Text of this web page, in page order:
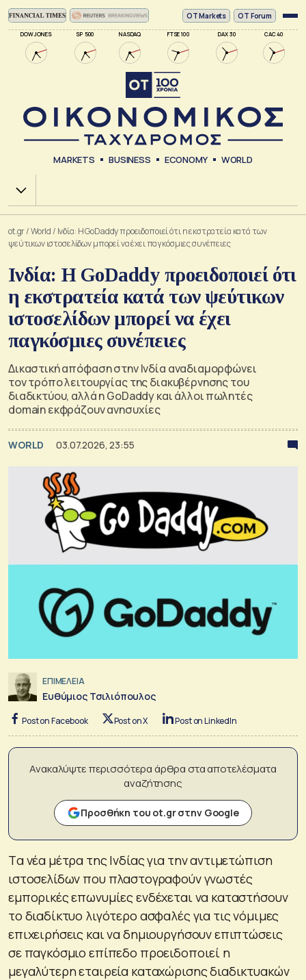
DOW JONES SP 500 NASDAQ FTSE 100 DAX 30 CAC 40
ΟΤ Markets OT Forum
MARKETS BUSINESS ECONOMY WORLD
Χ.Α.
ot.gr/World / Ινδία: Η GoDaddy προειδοποιεί ότι η εκστρατεία κατά των
ψεύτικων ιστοσελίδων μπορεί να έχει παγκόσμιες συνέπειες
Ινδία: Η GoDaddy προειδοποιεί ότι
η εκστρατεία κατά των ψεύτικων
ιστοσελίδων μπορεί να έχει
παγκόσμιες συνέπειες
Δικαστική απόφαση στην Ινδία αναδιαμορφώνει
τον τρόπο λειτουργίας της διακυβέρνησης του
διαδικτύου, αλλά η GoDaddy και άλλοι πωλητές
domain εκφράζουν ανησυχίες
WORLD 03.07.2026, 23:55
ΕΠΙΜΕΛΕΙΑ
Ευθύμιος Τσιλιόπουλος
Post on Facebook Post on X Post on LinkedIn
Ανακαλύψτε περισσότερα άρθρα στα αποτελέσματα
αναζήτησης
Προσθήκη του ot.gr στην Google
Tα νέα μέτρα της Ινδίας για την αντιμετώπιση
ιστοσελίδων που πλαστογραφούν γνωστές
εμπορικές επωνυμίες ενδέχεται να καταστήσουν
το διαδίκτυο λιγότερο ασφαλές για τις νόμιμες
επιχειρήσεις και να δημιουργήσουν επιπτώσεις
σε παγκόσμιο επίπεδο προειδοποιεί η
μεγαλύτερη εταιρεία καταχώρισης διαδικτυακών